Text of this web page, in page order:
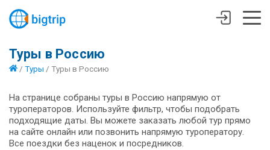
Туры в Россию
/ Туры / Туры в Россию
На странице собраны туры в Россию напрямую от
туроператоров. Используйте фильтр, чтобы подобрать
подходящие даты. Вы можете заказать любой тур прямо
на сайте онлайн или позвонить напрямую туроператору.
Все поездки без наценок и посредников.